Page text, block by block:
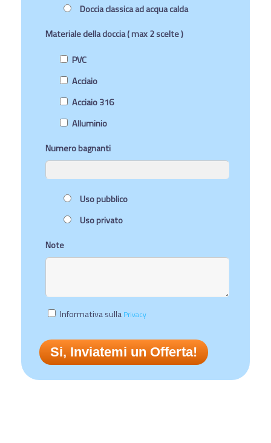
Doccia classica ad acqua calda
Materiale della doccia ( max 2 scelte )
PVC
Acciaio
Acciaio 316
Alluminio
Numero bagnanti
Uso pubblico
Uso privato
Note
Informativa sulla Privacy